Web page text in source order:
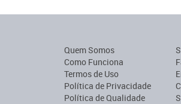
Quem Somos
Como Funciona
Termos de Uso
Política de Privacidade
Política de Qualidade